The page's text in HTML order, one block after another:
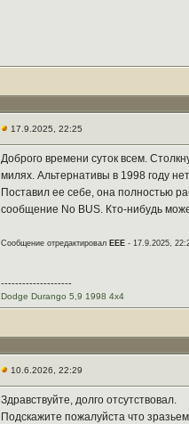
17.9.2025, 22:25
Доброго времени суток всем.
милях. Альтернативы в 1998 году
Поставил ее себе, она полностью
сообщение No BUS. Кто-нибудь
Сообщение отредактировал EEE - 17.9.2025,
--------------------
Dodge Durango 5,9 1998 4x4
10.6.2026, 22:29
Здравствуйте, долго отсутствовал.
Подскажите пожалуйста что